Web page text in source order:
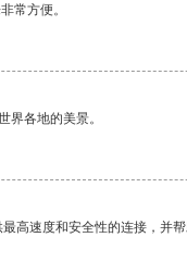
常方便。
界各地的美景。
高速度和安全性的连接，并帮